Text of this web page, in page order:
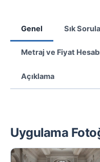
Genel Sık
Metraj ve Fiyat
Açıklama
Uygulama